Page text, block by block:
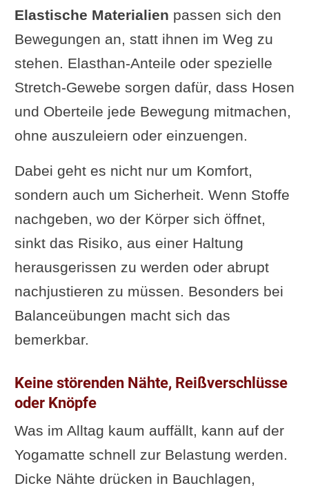
Elastische Materialien passen sich den
Bewegungen an, statt ihnen im Weg zu
stehen. Elasthan-Anteile oder spezielle
Stretch-Gewebe sorgen dafür, dass Hosen
und Oberteile jede Bewegung mitmachen,
ohne auszuleiern oder einzuengen.
Dabei geht es nicht nur um Komfort,
sondern auch um Sicherheit. Wenn Stoffe
nachgeben, wo der Körper sich öffnet,
sinkt das Risiko, aus einer Haltung
herausgerissen zu werden oder abrupt
nachjustieren zu müssen. Besonders bei
Balanceübungen macht sich das
bemerkbar.
Keine störenden Nähte, Reißverschlüsse
oder Knöpfe
Was im Alltag kaum auffällt, kann auf der
Yogamatte schnell zur Belastung werden.
Dicke Nähte drücken in Bauchlagen,